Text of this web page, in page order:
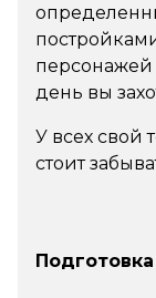
персонажей
день вы
У всех свой
стоит